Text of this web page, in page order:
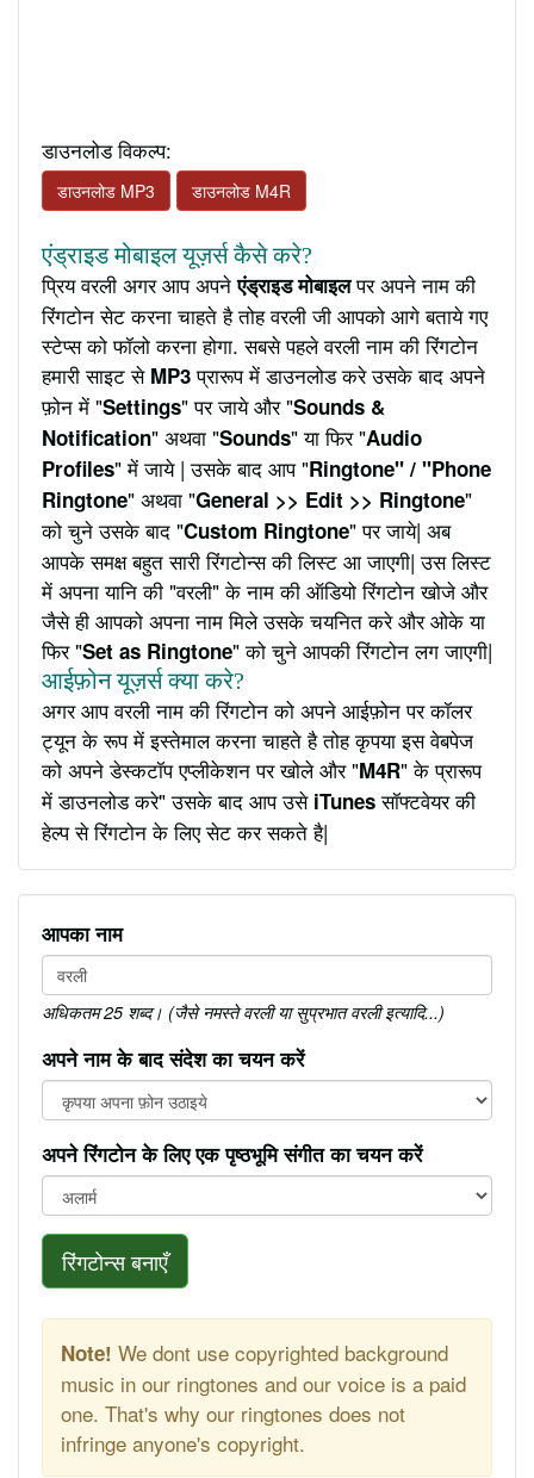
डाउनलोड विकल्प:
डाउनलोड MP3 डाउनलोड M4R
एंड्राइड मोबाइल यूज़र्स कैसे करे?
प्रिय वरली अगर आप अपनेएंड्राइड मोबाइलपर अपने नाम की
रिंगटोन सेट करना चाहते है तोह वरली जी आपको आगे बताये गए
स्टेप्स को फॉलो करना होगा. सबसे पहले वरली नाम की रिंगटोन
हमारी साइट से MP3प्रारूप में डाउनलोड करे उसके बाद अपने
फ़ोन में "Settings" पर जाये और "Sounds &
Notification" अथवा "Sounds" या फिर "Audio
Profiles" में जाये | उसके बाद आप "Ringtone" / "Phone
Ringtone" अथवा "General >> Edit >> Ringtone"
को चुने उसके बाद "Custom Ringtone" पर जाये| अब
आपके समक्ष बहुत सारी रिंगटोन्स की लिस्ट आ जाएगी| उस लिस्ट
में अपना यानि की "वरली" के नाम की ऑडियो रिंगटोन खोजे और
जैसे ही आपको अपना नाम मिले उसके चयनित करे और ओके या
फिर "Set as Ringtone" को चुने आपकी रिंगटोन लग जाएगी|
आईफ़ोन यूज़र्स क्या करे?
अगर आप वरली नाम की रिंगटोन को अपने आईफ़ोन पर कॉलर
ट्यून के रूप में इस्तेमाल करना चाहते है तोह कृपया इस वेबपेज
को अपने डेस्कटॉप एप्लीकेशन पर खोले और "M4R" के प्रारूप
में डाउनलोड करे" उसके बाद आप उसे iTunesसॉफ्टवेयर की
हेल्प से रिंगटोन के लिए सेट कर सकते है|
आपका नाम
अधिकतम 25 शब्द। (जैसे नमस्ते वरली या सुप्रभात वरली इत्यादि...)
अपने नाम के बाद संदेश का चयन करें
अपने रिंगटोन के लिए एक पृष्ठभूमि संगीत का चयन करें
रिंगटोन्स बनाएँ
Note! We dont use copyrighted background
music in our ringtones and our voice is a paid
one. That's why our ringtones does not
infringe anyone's copyright.